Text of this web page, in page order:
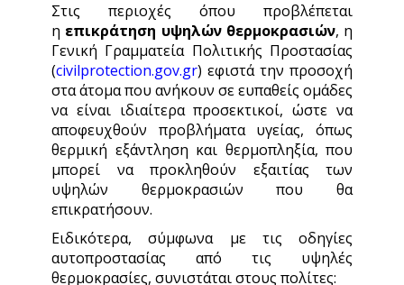
Στις περιοχές όπου προβλέπεται
η επικράτηση υψηλών θερμοκρασιών, η
Γενική Γραμματεία Πολιτικής Προστασίας
(civilprotection.gov.gr) εφιστά την προσοχή
στα άτομα που ανήκουν σε ευπαθείς ομάδες
να είναι ιδιαίτερα προσεκτικοί, ώστε να
αποφευχθούν προβλήματα υγείας, όπως
θερμική εξάντληση και θερμοπληξία, που
μπορεί να προκληθούν εξαιτίας των
υψηλών θερμοκρασιών που θα
επικρατήσουν.
Ειδικότερα, σύμφωνα με τις οδηγίες
αυτοπροστασίας από τις υψηλές
θερμοκρασίες, συνιστάται στους πολίτες: